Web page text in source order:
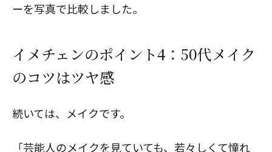
ーを写真で比較しました。
イメチェンのポイント4：50代メイク
のコツはツヤ感
続いては、メイクです。
「芸能人のメイクを見ていても、若々しくて憧れ